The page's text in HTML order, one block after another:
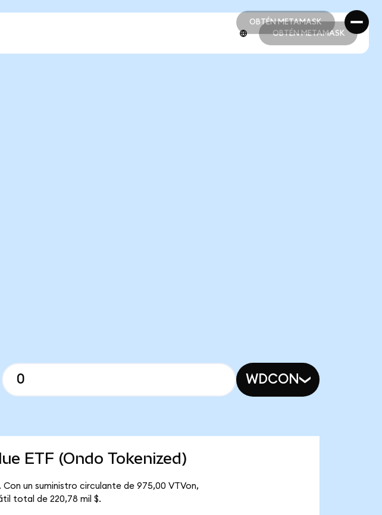
OBTÉN METAMASK
OBTÉN METAMASK
OBTÉN METAMASK
WDCON
ETF (Ondo Tokenized)
un suministro circulante de 975,00 VTVon,
total de 220,78 mil $.